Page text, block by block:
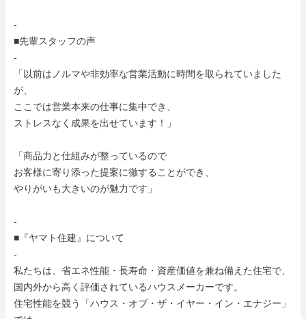
-
■先輩スタッフの声
-
「以前はノルマや非効率な営業活動に時間を取られていました
が、
ここでは営業本来の仕事に集中でき、
ストレスなく成果を出せています！」
「商品力と仕組みが整っているので
お客様に寄り添った提案に徹することができ、
やりがいも大きいのが魅力です」
-
■『ヤマト住建』について
-
私たちは、省エネ性能・長寿命・資産価値を兼ね備えた住宅で、
国内外から高く評価されているハウスメーカーです。
住宅性能を競う「ハウス・オブ・ザ・イヤー・イン・エナジー」